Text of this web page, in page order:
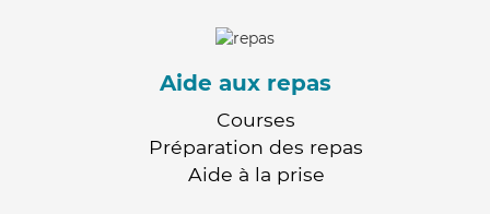
Aide aux repas
Courses
Préparation des repas
Aide à la prise